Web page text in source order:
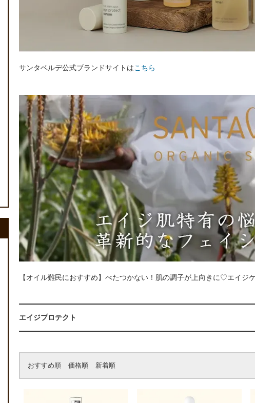
サンタベルデ公式ブランドサイトはこちら
【オイル難民におすすめ】べたつかない！肌の調子が上向きに♡エイジ
エイジプロテクト
おすすめ順 価格順 新着順